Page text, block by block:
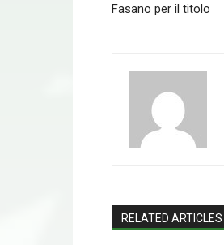
Fasano per il titolo
RELATED ARTICLES